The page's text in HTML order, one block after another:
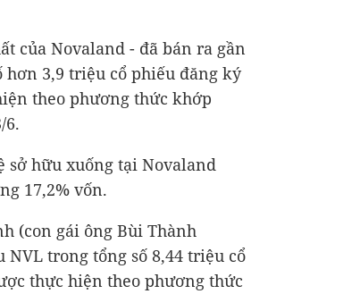
của Novaland - đã bán ra gần
hơn 3,9 triệu cổ phiếu đăng ký
theo phương thức khớp
6.
sở hữu xuống tại Novaland
17,2% vốn.
(con gái ông Bùi Thành
trong tổng số 8,44 triệu cổ
thực hiện theo phương thức